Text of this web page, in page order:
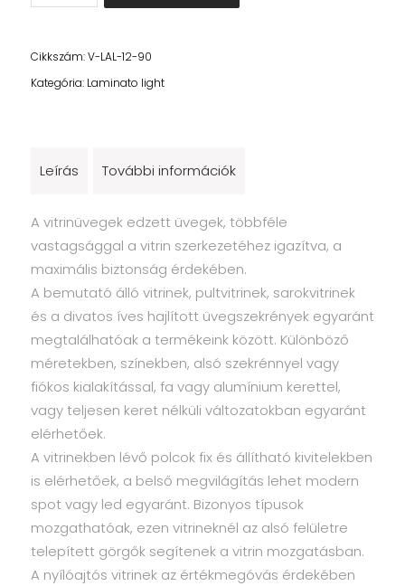
Cikkszám:V-LAL-12-90
Kategória: Laminato light
Leírás További információk
A vitrinüvegek edzett üvegek, többféle
vastagsággal a vitrin szerkezetéhez igazítva, a
maximális biztonság érdekében.
A bemutató álló vitrinek, pultvitrinek, sarokvitrinek
és a divatos íves hajlított üvegszekrények egyaránt
megtalálhatóak a termékeink között. Különböző
méretekben, színekben, alsó szekrénnyel vagy
fiókos kialakítással, fa vagy alumínium kerettel,
vagy teljesen keret nélküli változatokban egyaránt
elérhetőek.
A vitrinekben lévő polcok fix és állítható kivitelekben
is elérhetőek, a belső megvilágítás lehet modern
spot vagy led egyaránt. Bizonyos típusok
mozgathatóak, ezen vitrineknél az alsó felületre
telepített görgők segítenek a vitrin mozgatásban.
A nyílóajtós vitrinek az értékmegóvás érdekében